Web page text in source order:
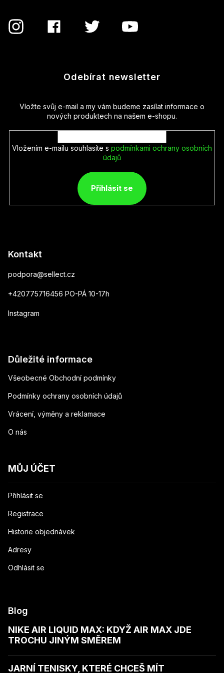
Odebírat newsletter
Vložte svůj e-mail a my vám budeme zasílat informace o
nových produktech na našem e-shopu.
Vložením e-mailu souhlasíte s podmínkami ochrany osobních
údajů
Přihlásit se
Kontakt
podpora@sellect.cz
+420775716456 PO-PÁ 10-17h
Instagram
Důležité informace
Všeobecné Obchodní podmínky
Podmínky ochrany osobních údajů
Vrácení, výměny a reklamace
O nás
MŮJ ÚČET
Přihlásit se
Registrace
Historie objednávek
Adresy
Odhlásit se
Blog
NIKE AIR LIQUID MAX: KDYŽ AIR MAX JDE
TROCHU JINÝM SMĚREM
JARNÍ TENISKY, KTERÉ CHCEŠ MÍT